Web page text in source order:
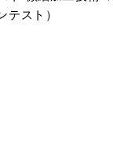
テスト）